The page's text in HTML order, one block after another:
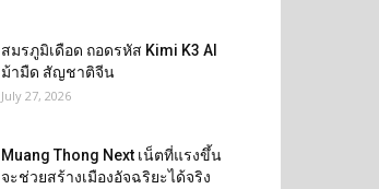
สมรภูมิเดือด ถอดรหัส Kimi K3 AI
ม้ามืด สัญชาติจีน
July 27, 2026
Muang Thong Next เน็ตที่แรงขึ้น
จะช่วยสร้างเมืองอัจฉริยะได้จริง